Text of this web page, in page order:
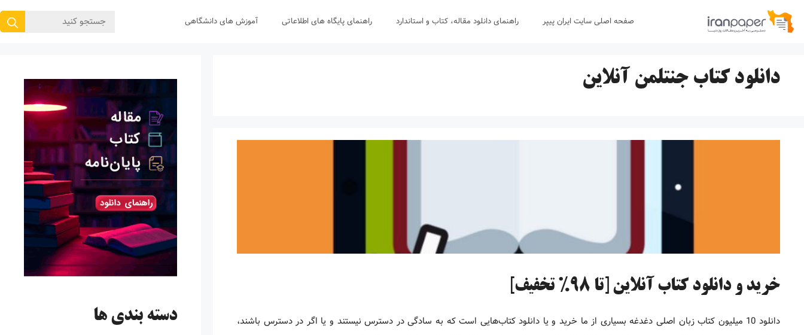
پرش
صفحه اصلی سایت ایران پیپر راهنمای دانلود مقاله، کتاب و استاندارد راهنمای پایگاه های اطلاعاتی آموزش های دانشگاهی
جستجوی
دانلود کتاب جنتلمن آنلاین
خرید و دانلود کتاب آنلاین [تا 98% تخفیف]
دانلود 10 میلیون کتاب زبان اصلی دغدغه بسیاری از ما خرید و یا دانلود کتاب‌هایی است که به سادگی در دسترس نیستند و یا اگر در دسترس باشند،
دسته‌ بندی ها